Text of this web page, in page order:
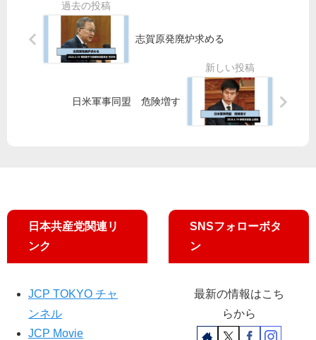
直
池
記
局
3
区
板
で
え
志賀原発廃炉求める
日米軍事同盟 危険増す
日本共産党関連リ
ンク
JCP TOKYO チャ
ンネル
JCP Movie
SNSフォローボタ
ン
最新の情報はこち
らから